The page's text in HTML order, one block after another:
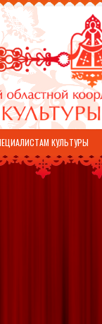
КУЛЬТУРЫ